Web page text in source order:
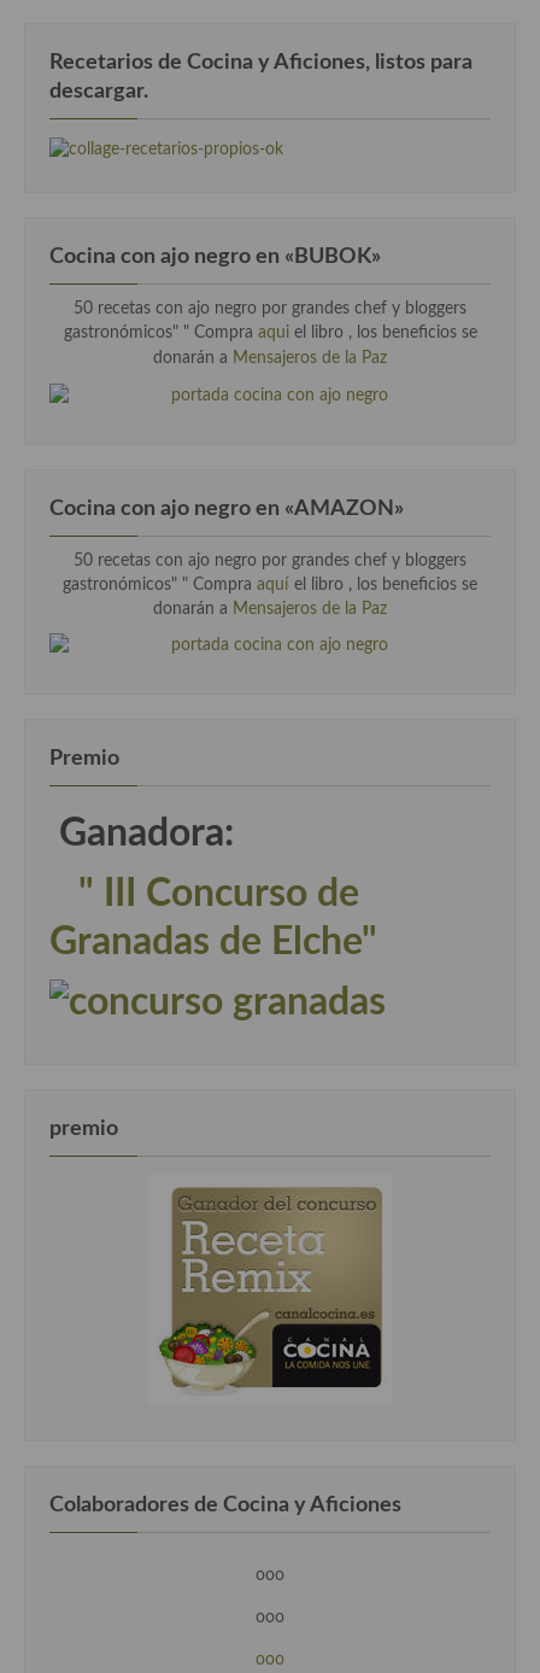
Recetarios de Cocina y Aficiones, listos para
descargar.
Cocina con ajo negro en «BUBOK»
50 recetas con ajo negro por grandes chef y bloggers
gastronómicos" " Compra aqui el libro , los beneficios se
donarán a Mensajeros de la Paz
Cocina con ajo negro en «AMAZON»
50 recetas con ajo negro por grandes chef y bloggers
gastronómicos" " Compra aquí el libro , los beneficios se
donarán a Mensajeros de la Paz
Premio
Ganadora:
" III Concurso de
Granadas de Elche"
premio
Colaboradores de Cocina y Aficiones
ooo
ooo
ooo